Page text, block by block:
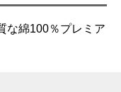
な綿100％プレミア